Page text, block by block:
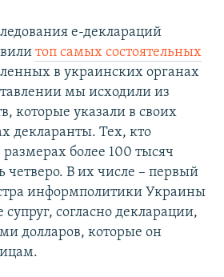
е-деклараций
топ самых состоятельных
в украинских органах
мы исходили из
которые указали в своих
декларанты. Тех, кто
более 100 тысяч
четверо. В их числе – первый
информполитики Украины
супруг, согласно декларации,
долларов, которые он